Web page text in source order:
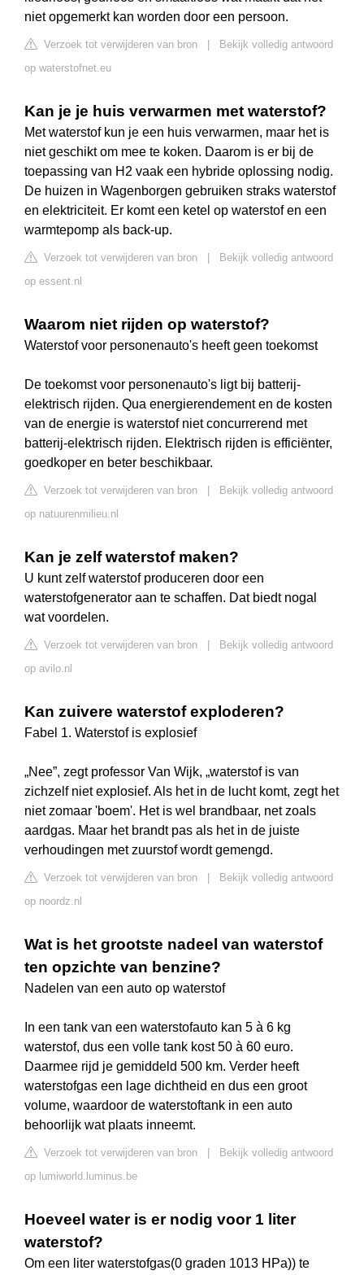
niet opgemerkt kan worden door een persoon.
Verzoek tot verwijderen van bron
Bekijk volledig antwoord
op waterstofnet.eu
Kan je je huis verwarmen met waterstof?
Met waterstof kun je een huis verwarmen, maar het is
niet geschikt om mee te koken. Daarom is er bij de
toepassing van H2 vaak een hybride oplossing nodig.
De huizen in Wagenborgen gebruiken straks waterstof
en elektriciteit. Er komt een ketel op waterstof en een
warmtepomp als back-up.
Verzoek tot verwijderen van bron
Bekijk volledig antwoord
op essent.nl
Waarom niet rijden op waterstof?
Waterstof voor personenauto's heeft geen toekomst
De toekomst voor personenauto's ligt bij batterij-
elektrisch rijden. Qua energierendement en de kosten
van de energie is waterstof niet concurrerend met
batterij-elektrisch rijden. Elektrisch rijden is efficiënter,
goedkoper en beter beschikbaar.
Verzoek tot verwijderen van bron
Bekijk volledig antwoord
op natuurenmilieu.nl
Kan je zelf waterstof maken?
U kunt zelf waterstof produceren door een
waterstofgenerator aan te schaffen. Dat biedt nogal
wat voordelen.
Verzoek tot verwijderen van bron
Bekijk volledig antwoord
op avilo.nl
Kan zuivere waterstof exploderen?
Fabel 1. Waterstof is explosief
„Nee”, zegt professor Van Wijk, „waterstof is van
zichzelf niet explosief. Als het in de lucht komt, zegt het
niet zomaar 'boem'. Het is wel brandbaar, net zoals
aardgas. Maar het brandt pas als het in de juiste
verhoudingen met zuurstof wordt gemengd.
Verzoek tot verwijderen van bron
Bekijk volledig antwoord
op noordz.nl
Wat is het grootste nadeel van waterstof
ten opzichte van benzine?
Nadelen van een auto op waterstof
In een tank van een waterstofauto kan 5 à 6 kg
waterstof, dus een volle tank kost 50 à 60 euro.
Daarmee rijd je gemiddeld 500 km. Verder heeft
waterstofgas een lage dichtheid en dus een groot
volume, waardoor de waterstoftank in een auto
behoorlijk wat plaats inneemt.
Verzoek tot verwijderen van bron
Bekijk volledig antwoord
op lumiworld.luminus.be
Hoeveel water is er nodig voor 1 liter
waterstof?
Om een liter waterstofgas(0 graden 1013 HPa)) te